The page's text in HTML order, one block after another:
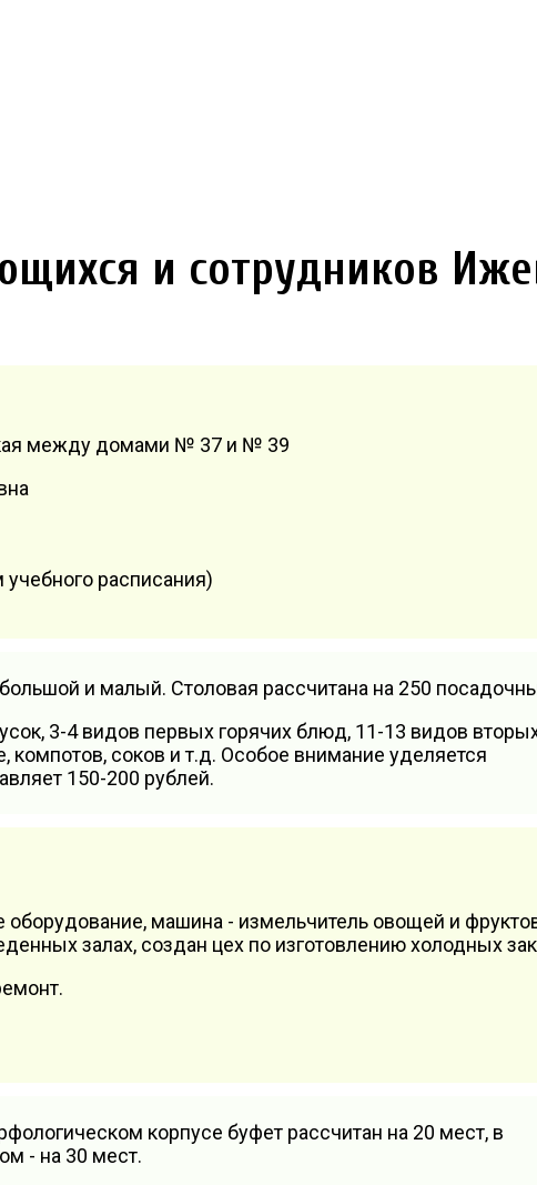
и сотрудников
между домами № 37 и № 39
расписания)
и малый. Столовая рассчитана на 250
3-4 видов первых горячих блюд, 11-13 видов
компотов, соков и т.д. Особое внимание уделяется
150-200 рублей.
машина - измельчитель овощей и
залах, создан цех по изготовлению холодных
корпусе буфет рассчитан на 20 мест, в
- на 30 мест.